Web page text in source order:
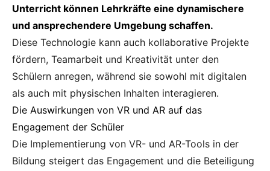
Unterricht können Lehrkräfte eine dynamischere
und ansprechendere Umgebung schaffen.
Diese Technologie kann auch kollaborative Projekte
fördern, Teamarbeit und Kreativität unter den
Schülern anregen, während sie sowohl mit digitalen
als auch mit physischen Inhalten interagieren.
Die Auswirkungen von VR und AR auf das
Engagement der Schüler
Die Implementierung von VR- und AR-Tools in der
Bildung steigert das Engagement und die Beteiligung